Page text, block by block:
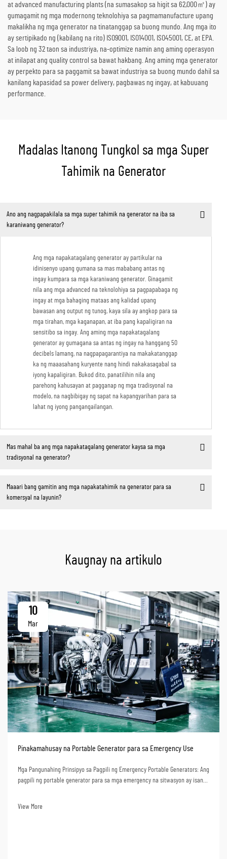
at advanced manufacturing plants (na sumasakop sa higit sa 62,000㎡) ay
gumagamit ng mga modernong teknolohiya sa pagmamanufacture upang
makalikha ng mga generator na tinatanggap sa buong mundo. Ang mga ito
ay sertipikado ng (kabilang na rito) ISO9001, ISO14001, ISO45001, CE, at EPA.
Sa loob ng 32 taon sa industriya, na-optimize namin ang aming operasyon
at inilapat ang quality control sa bawat hakbang. Ang aming mga generator
ay perpekto para sa paggamit sa bawat industriya sa buong mundo dahil sa
kanilang kapasidad sa power delivery, pagbawas ng ingay, at kabuuang
performance.
Madalas Itanong Tungkol sa mga Super
Tahimik na Generator
Ano ang nagpapakilala sa mga super tahimik na generator na iba sa
karaniwang generator?
Ang mga napakatagalang generator ay partikular na
idinisenyo upang gumana sa mas mababang antas ng
ingay kumpara sa mga karaniwang generator. Ginagamit
nila ang mga advanced na teknolohiya sa pagpapabaga ng
ingay at mga bahaging mataas ang kalidad upang
bawasan ang output ng tunog, kaya sila ay angkop para sa
mga tirahan, mga kaganapan, at iba pang kapaligiran na
sensitibo sa ingay. Ang aming mga napakatagalang
generator ay gumagana sa antas ng ingay na hanggang 50
decibels lamang, na nagpapagarantiya na makakatanggap
ka ng maaasahang kuryente nang hindi nakakasagabal sa
iyong kapaligiran. Bukod dito, panatilihin nila ang
parehong kahusayan at pagganap ng mga tradisyonal na
modelo, na nagbibigay ng sapat na kapangyarihan para sa
lahat ng iyong pangangailangan.
Mas mahal ba ang mga napakatagalang generator kaysa sa mga
tradisyonal na generator?
Maaari bang gamitin ang mga napakatahimik na generator para sa
komersyal na layunin?
Kaugnay na artikulo
10
Mar
Pinakamahusay na Portable Generator para sa Emergency Use
Mga Pangunahing Prinsipyo sa Pagpili ng Emergency Portable Generators: Ang
pagpili ng portable generator para sa mga emergency na sitwasyon ay isang
View More